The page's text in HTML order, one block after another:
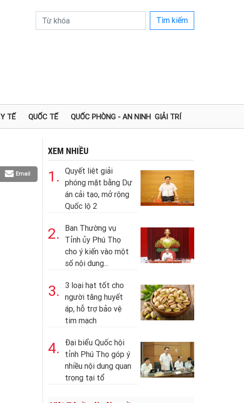
Tìm kiếm
Y TẾ QUỐC TẾ QUỐC PHÒNG - AN NINH GIẢI TRÍ
Email
XEM NHIỀU
1.
Quyết liệt giải
phóng mặt bằng Dự
án cải tạo, mở rộng
Quốc lộ 2
2.
Ban Thường vụ
Tỉnh ủy Phú Thọ
cho ý kiến vào một
số nội dung...
3.
3 loại hạt tốt cho
người tăng huyết
áp, hỗ trợ bảo vệ
tim mạch
4.
Đại biểu Quốc hội
tỉnh Phú Thọ góp ý
nhiều nội dung quan
trọng tại tổ